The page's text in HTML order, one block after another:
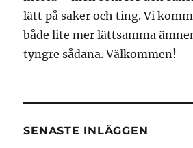
lätt på saker och ting. Vi
både lite mer lättsamma
tyngre sådana. Välkommen!
SENASTE INLÄGGEN